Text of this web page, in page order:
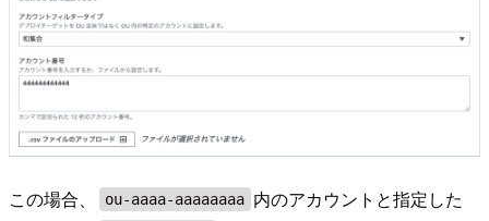
この場合、 ou-aaaa-aaaaaaaa 内のアカウントと指定した